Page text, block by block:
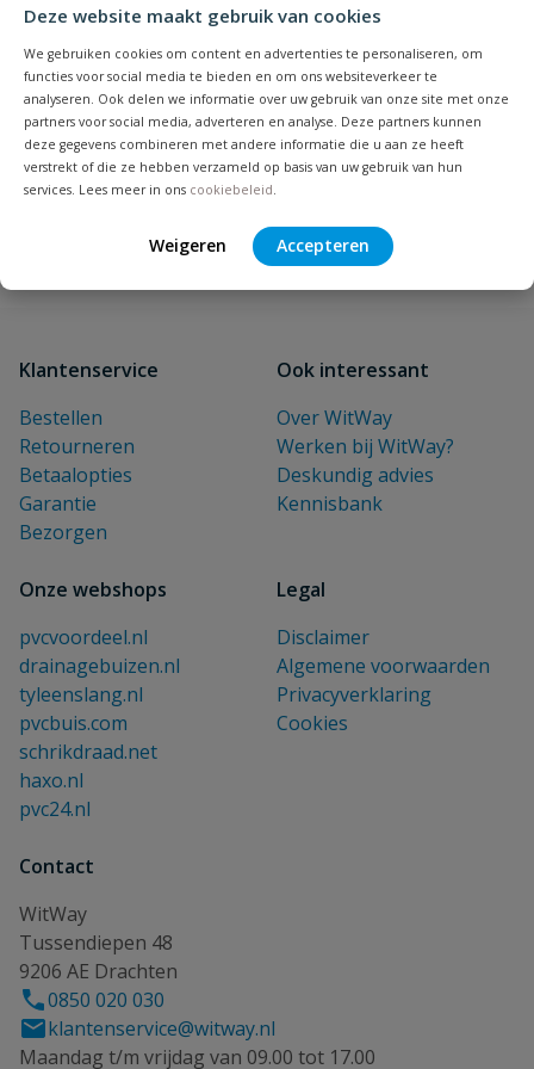
Deze website maakt gebruik van cookies
We gebruiken cookies om content en advertenties te personaliseren, om
functies voor social media te bieden en om ons websiteverkeer te
analyseren. Ook delen we informatie over uw gebruik van onze site met onze
partners voor social media, adverteren en analyse. Deze partners kunnen
deze gegevens combineren met andere informatie die u aan ze heeft
verstrekt of die ze hebben verzameld op basis van uw gebruik van hun
services. Lees meer in ons cookiebeleid.
Weigeren Accepteren
Blijf op de hoogte van nieuwe
producten en leuke acties!
E-mailadres
Inschrijven
Klantenservice
Bestellen
Retourneren
Betaalopties
Garantie
Bezorgen
Ook interessant
Over WitWay
Werken bij WitWay?
Deskundig advies
Kennisbank
Onze webshops
pvcvoordeel.nl
drainagebuizen.nl
tyleenslang.nl
pvcbuis.com
schrikdraad.net
haxo.nl
pvc24.nl
Legal
Disclaimer
Algemene voorwaarden
Privacyverklaring
Cookies
Contact
WitWay
Tussendiepen 48
9206 AE Drachten
0850 020 030
klantenservice@witway.nl
Maandag t/m vrijdag van 09.00 tot 17.00